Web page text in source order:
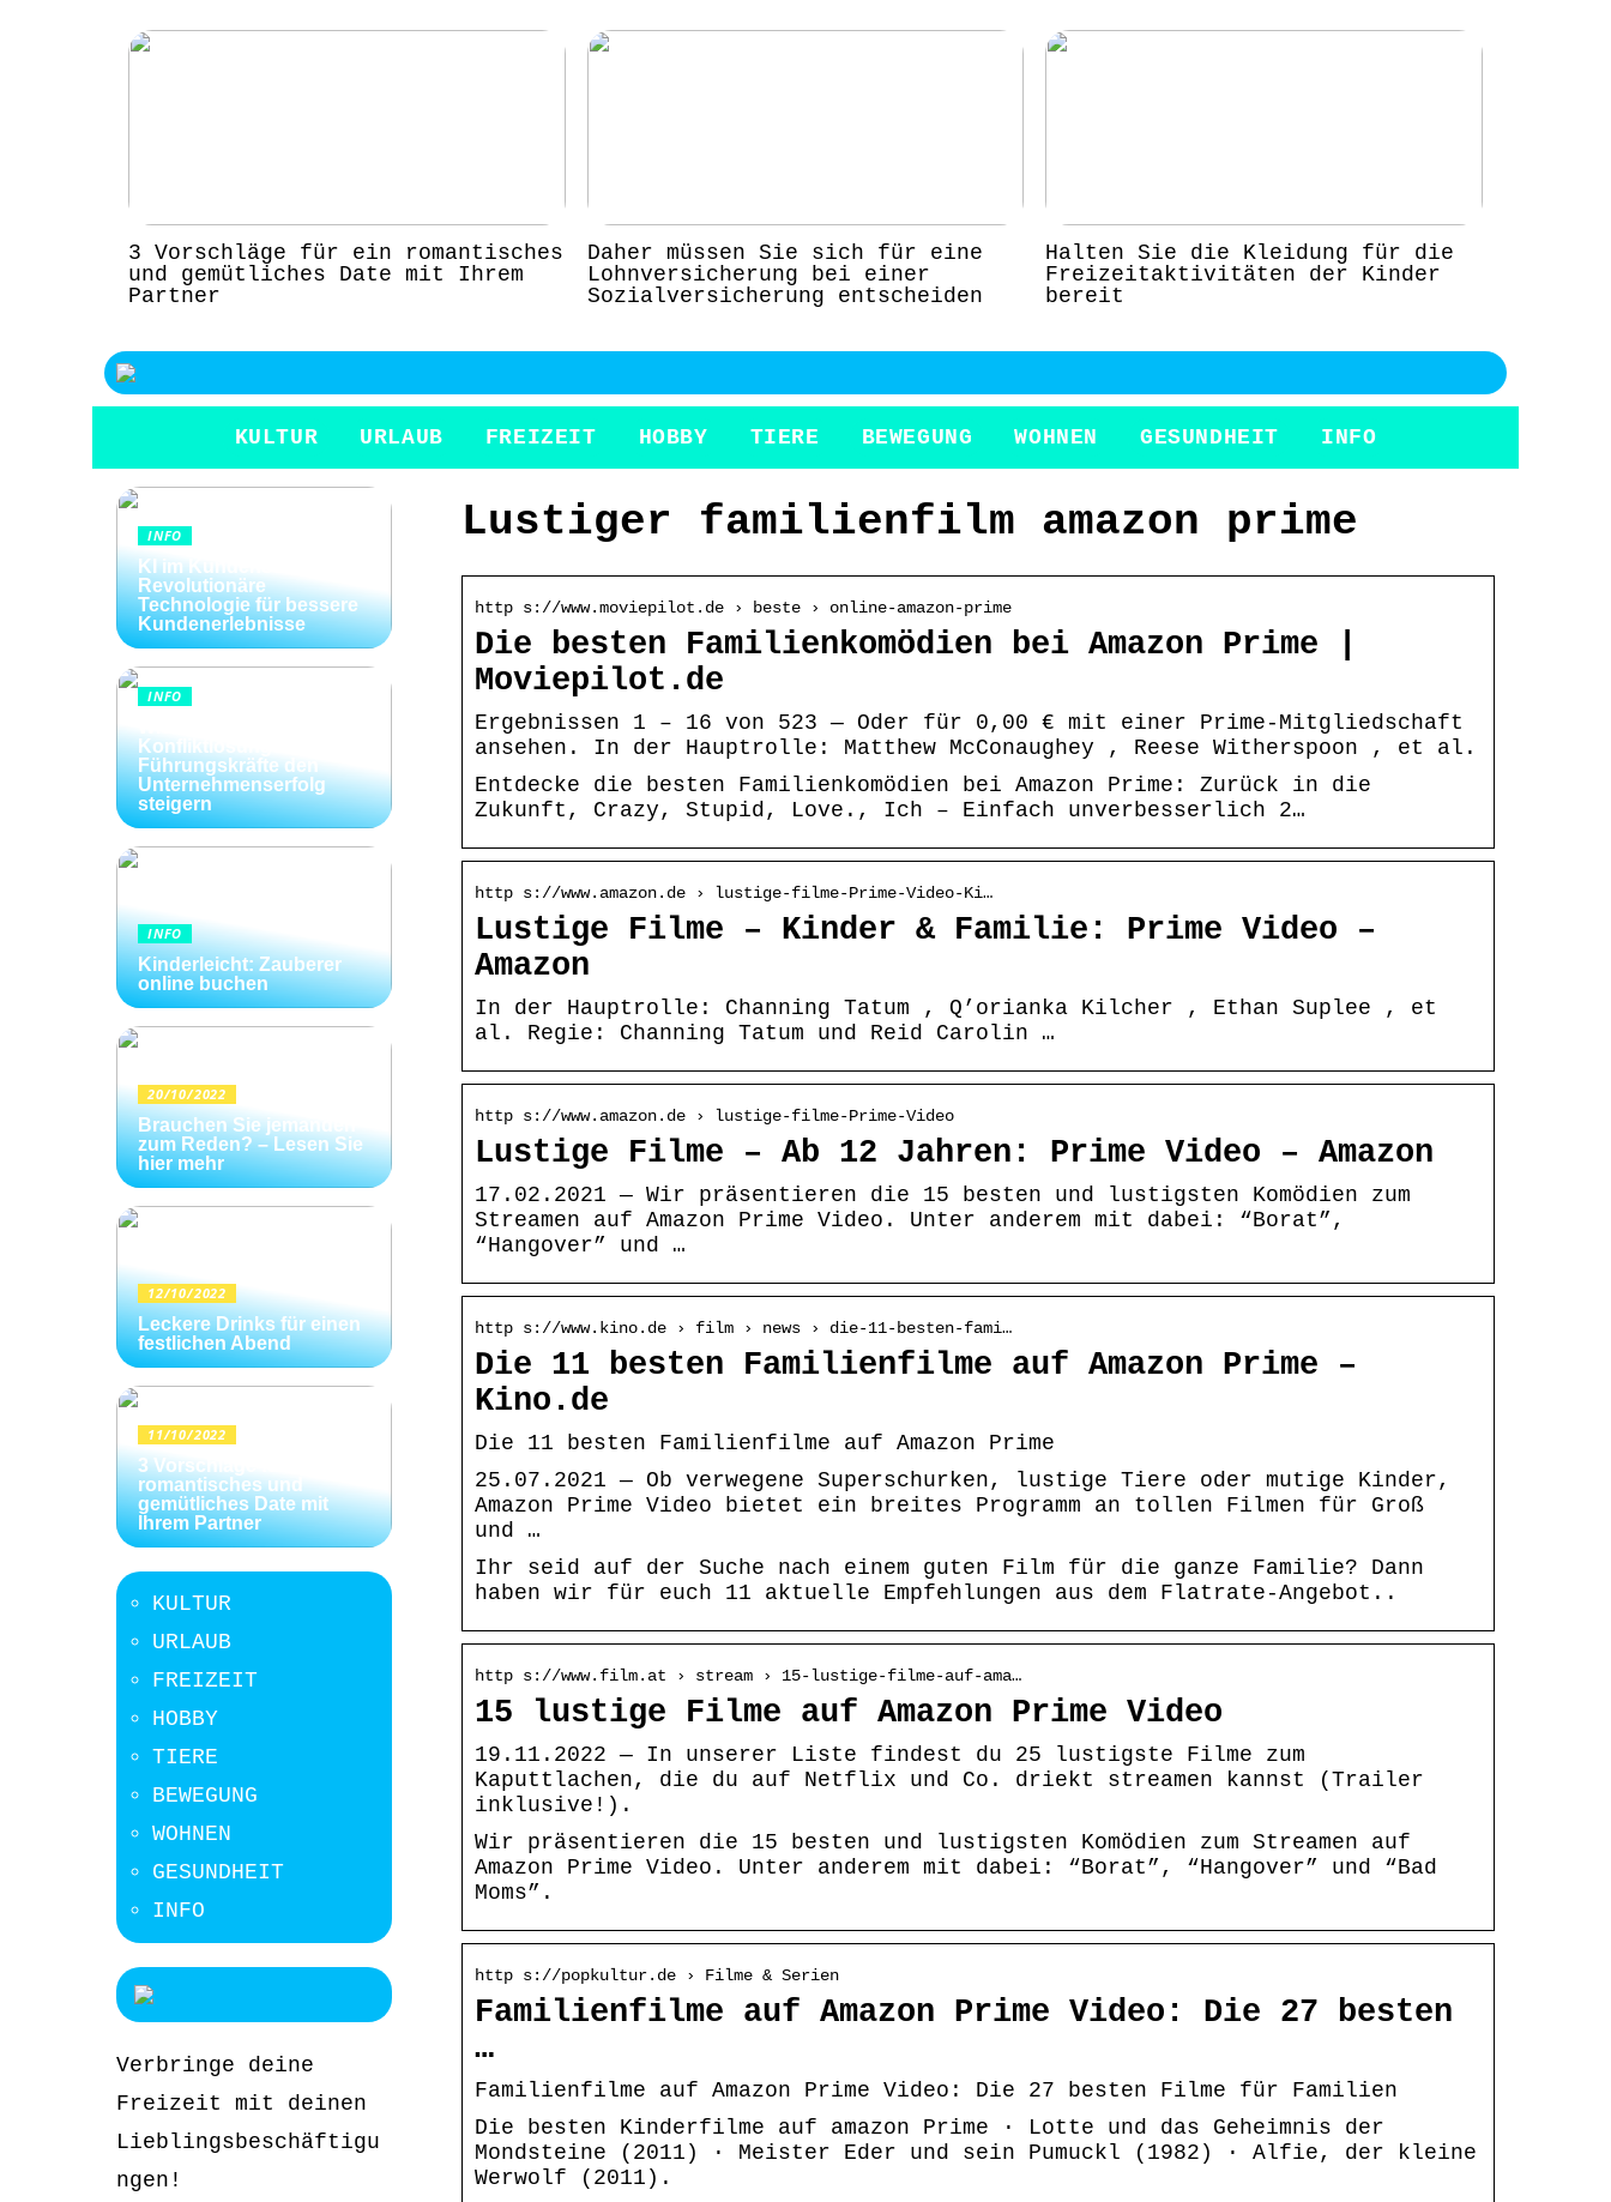
3 Vorschläge für ein romantisches
und gemütliches Date mit Ihrem
Partner
Daher müssen Sie sich für eine
Lohnversicherung bei einer
Sozialversicherung entscheiden
Halten Sie die Kleidung für die
Freizeitaktivitäten der Kinder
bereit
KULTUR URLAUB FREIZEIT HOBBY TIERE BEWEGUNG WOHNEN GESUNDHEIT INFO
Lustiger familienfilm amazon prime
http s://www.moviepilot.de › beste › online-amazon-prime
Die besten Familienkomödien bei Amazon Prime |
Moviepilot.de
Ergebnissen 1 – 16 von 523 — Oder für 0,00 € mit einer Prime-Mitgliedschaft
ansehen. In der Hauptrolle: Matthew McConaughey , Reese Witherspoon , et al.
Entdecke die besten Familienkomödien bei Amazon Prime: Zurück in die
Zukunft, Crazy, Stupid, Love., Ich – Einfach unverbesserlich 2…
http s://www.amazon.de › lustige-filme-Prime-Video-Ki…
Lustige Filme – Kinder & Familie: Prime Video –
Amazon
In der Hauptrolle: Channing Tatum , Q’orianka Kilcher , Ethan Suplee , et
al. Regie: Channing Tatum und Reid Carolin …
http s://www.amazon.de › lustige-filme-Prime-Video
Lustige Filme – Ab 12 Jahren: Prime Video – Amazon
17.02.2021 — Wir präsentieren die 15 besten und lustigsten Komödien zum
Streamen auf Amazon Prime Video. Unter anderem mit dabei: “Borat”,
“Hangover” und …
http s://www.kino.de › film › news › die-11-besten-fami…
Die 11 besten Familienfilme auf Amazon Prime –
Kino.de
Die 11 besten Familienfilme auf Amazon Prime
25.07.2021 — Ob verwegene Superschurken, lustige Tiere oder mutige Kinder,
Amazon Prime Video bietet ein breites Programm an tollen Filmen für Groß
und …
Ihr seid auf der Suche nach einem guten Film für die ganze Familie? Dann
haben wir für euch 11 aktuelle Empfehlungen aus dem Flatrate-Angebot..
http s://www.film.at › stream › 15-lustige-filme-auf-ama…
15 lustige Filme auf Amazon Prime Video
19.11.2022 — In unserer Liste findest du 25 lustigste Filme zum
Kaputtlachen, die du auf Netflix und Co. driekt streamen kannst (Trailer
inklusive!).
Wir präsentieren die 15 besten und lustigsten Komödien zum Streamen auf
Amazon Prime Video. Unter anderem mit dabei: “Borat”, “Hangover” und “Bad
Moms”.
http s://popkultur.de › Filme & Serien
Familienfilme auf Amazon Prime Video: Die 27 besten
…
Familienfilme auf Amazon Prime Video: Die 27 besten Filme für Familien
Die besten Kinderfilme auf amazon Prime · Lotte und das Geheimnis der
Mondsteine (2011) · Meister Eder und sein Pumuckl (1982) · Alfie, der kleine
Werwolf (2011).
INFO
KI im Kundenservice:
Revolutionäre
Technologie für bessere
Kundenerlebnisse
INFO
Konfliktlösungen der
Führungskräfte den
Unternehmenserfolg
steigern
INFO
Kinderleicht: Zauberer
online buchen
20/10/2022
Brauchen Sie jemanden
zum Reden? – Lesen Sie
hier mehr
12/10/2022
Leckere Drinks für einen
festlichen Abend
11/10/2022
3 Vorschläge für ein
romantisches und
gemütliches Date mit
Ihrem Partner
KULTUR
URLAUB
FREIZEIT
HOBBY
TIERE
BEWEGUNG
WOHNEN
GESUNDHEIT
INFO
Verbringe deine
Freizeit mit deinen
Lieblingsbeschäftigu
ngen!